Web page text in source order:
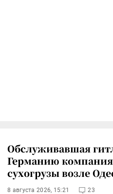
Обслуживавшая
Германию
сухогрузы возле
8 августа 2026, 15:21 23